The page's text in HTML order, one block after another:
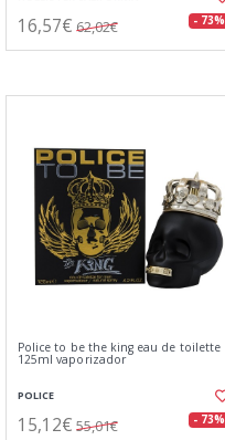
16,57€ 62,02€ - 73%
Police to be the king eau de toilette
125ml vaporizador
POLICE
15,12€ 55,01€ - 73%